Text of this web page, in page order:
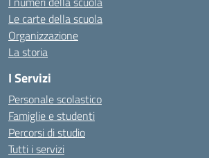
Le carte della scuola
Organizzazione
La storia
I Servizi
Personale scolastico
Famiglie e studenti
Percorsi di studio
Tutti i servizi